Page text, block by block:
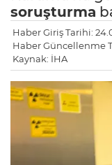
soruşturma
Haber Giriş Tarihi:
Haber Güncellenme
Kaynak: İHA